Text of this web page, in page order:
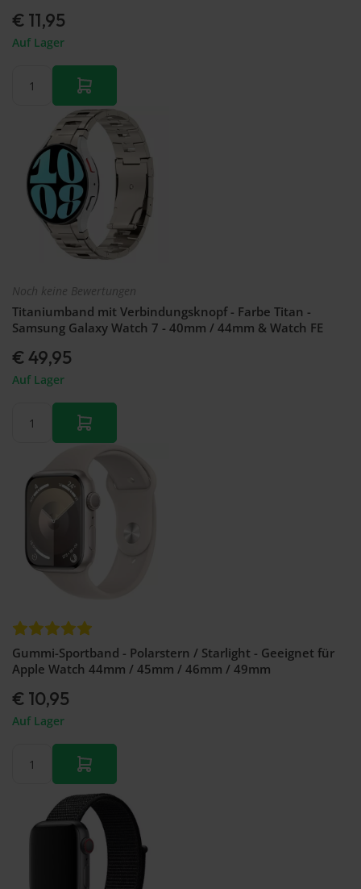
€ 11,95
Auf Lager
Noch keine Bewertungen
Titaniumband mit Verbindungsknopf - Farbe Titan -
Samsung Galaxy Watch 7 - 40mm / 44mm & Watch FE
€ 49,95
Auf Lager
Gummi-Sportband - Polarstern / Starlight - Geeignet für
Apple Watch 44mm / 45mm / 46mm / 49mm
€ 10,95
Auf Lager